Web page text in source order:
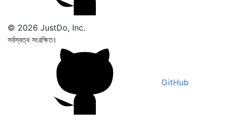
© 2026 JustDo, Inc.
সর্বস্বত্ব সংরক্ষিত।
GitHub